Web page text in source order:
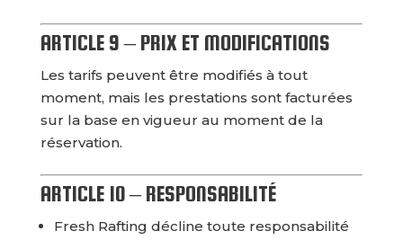
ARTICLE 9 – PRIX ET MODIFICATIONS
Les tarifs peuvent être modifiés à tout
moment, mais les prestations sont facturées
sur la base en vigueur au moment de la
réservation.
ARTICLE 10 – RESPONSABILITÉ
Fresh Rafting décline toute responsabilité